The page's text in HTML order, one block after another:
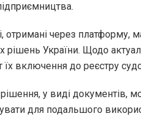
отримані через платформу,
рішень України. Щодо
включення до реєстру
у виді документів,
для подальшого